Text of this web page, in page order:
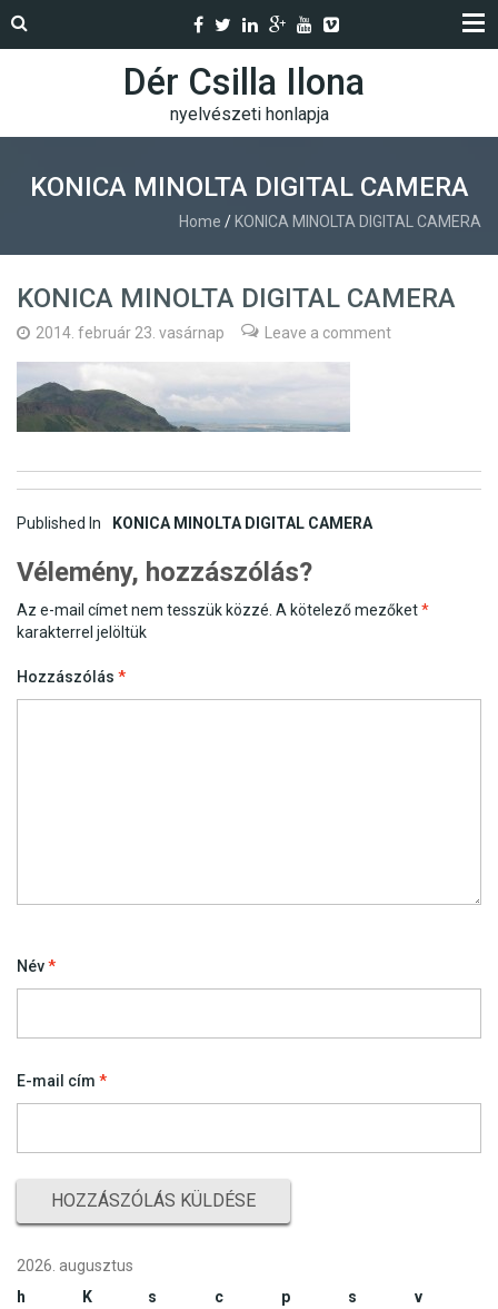
Dér Csilla Ilona
nyelvészeti honlapja
KONICA MINOLTA DIGITAL CAMERA
Home / KONICA MINOLTA DIGITAL CAMERA
KONICA MINOLTA DIGITAL CAMERA
2014. február 23. vasárnap Leave a comment
Post
navigation
Published In KONICA MINOLTA DIGITAL CAMERA
Vélemény, hozzászólás?
Az e-mail címet nem tesszük közzé. A kötelező mezőket*
karakterrel jelöltük
Hozzászólás *
Név*
E-mail cím *
2026. augusztus
h
K s c p s
v